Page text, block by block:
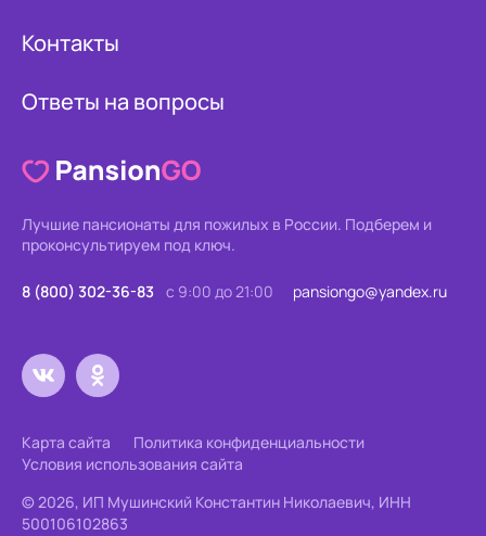
Контакты
Ответы на вопросы
Лучшие пансионаты для пожилых в России. Подберем и
проконсультируем под ключ.
8 (800) 302-36-83 с 9:00 до 21:00 pansiongo@yandex.ru
Карта сайта
Политика конфиденциальности
Условия использования сайта
© 2026, ИП Мушинский Константин Николаевич, ИНН
500106102863